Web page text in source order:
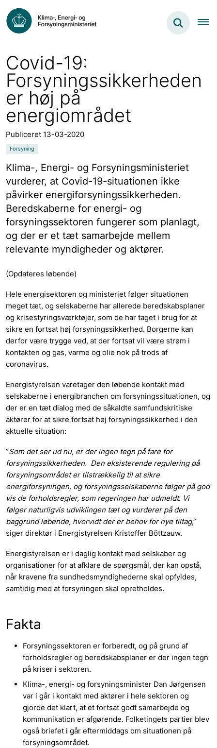
Covid-19:
Forsyningssikkerheden
er høj på
energiområdet
Publiceret 13-03-2020
Forsyning
Klima-, Energi- og Forsyningsministeriet
vurderer, at Covid-19-situationen ikke
påvirker energiforsyningssikkerheden.
Beredskaberne for energi- og
forsyningssektoren fungerer som planlagt,
og der er et tæt samarbejde mellem
relevante myndigheder og aktører.
(Opdateres løbende)
Hele energisektoren og ministeriet følger situationen
meget tæt, og selskaberne har allerede beredskabsplaner
og krisestyringsværktøjer, som de har taget i brug for at
sikre en fortsat høj forsyningssikkerhed. Borgerne kan
derfor være trygge ved, at der fortsat vil være strøm i
kontakten og gas, varme og olie nok på trods af
coronavirus.
Energistyrelsen varetager den løbende kontakt med
selskaberne i energibranchen om forsyningssituationen, og
der er en tæt dialog med de såkaldte samfundskritiske
aktører for at sikre fortsat høj forsyningssikkerhed i den
aktuelle situation:
”Som det ser ud nu, er der ingen tegn på fare for
forsyningssikkerheden. Den eksisterende regulering på
forsyningsområdet er tilstrækkelig til at sikre
energiforsyningen, og forsyningsselskaberne følger på god
vis de forholdsregler, som regeringen har udmeldt. Vi
følger naturligvis udviklingen tæt og vurderer på den
baggrund løbende, hvorvidt der er behov for nye tiltag,”
siger direktør i Energistyrelsen Kristoffer Böttzauw.
Energistyrelsen er i daglig kontakt med selskaber og
organisationer for at afklare de spørgsmål, der kan opstå,
når kravene fra sundhedsmyndighederne skal opfyldes,
samtidig med at forsyningen skal opretholdes.
Fakta
Forsyningssektoren er forberedt, og på grund af
forholdsregler og beredskabsplaner er der ingen tegn
på kriser i sektoren.
Klima-, energi- og forsyningsminister Dan Jørgensen
var i går i kontakt med aktører i hele sektoren og
gjorde det klart, at et fortsat godt samarbejde og
kommunikation er afgørende. Folketingets partier blev
også briefet i går eftermiddags om situationen på
forsyningsområdet.